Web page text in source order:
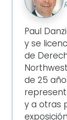
Paul
y se
de
de 25
y a otras